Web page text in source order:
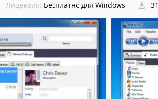
Лицензия: Бесплатно для Windows